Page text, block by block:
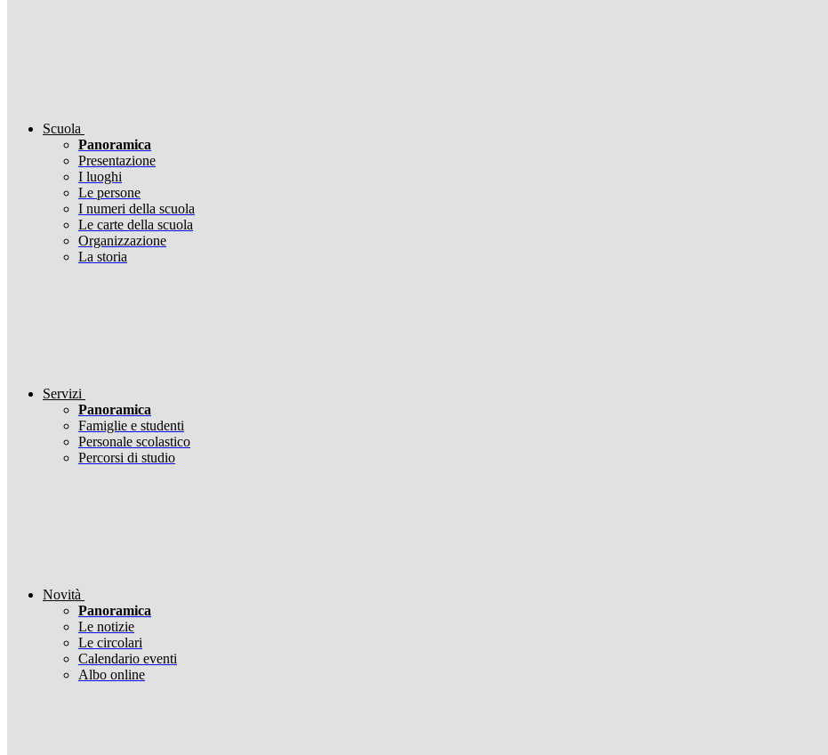
Scuola
Panoramica
Presentazione
I luoghi
Le persone
I numeri della scuola
Le carte della scuola
Organizzazione
La storia
Servizi
Panoramica
Famiglie e studenti
Personale scolastico
Percorsi di studio
Novità
Panoramica
Le notizie
Le circolari
Calendario eventi
Albo online